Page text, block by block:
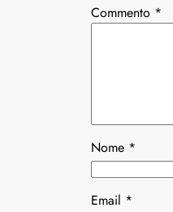
Commento *
Nome *
Email *